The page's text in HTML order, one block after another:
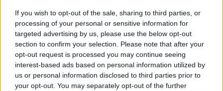
If you wish to opt-out of the sale, sharing to third parties, or
processing of your personal or sensitive information for
targeted advertising by us, please use the below opt-out
section to confirm your selection. Please note that after your
opt-out request is processed you may continue seeing
interest-based ads based on personal information utilized by
us or personal information disclosed to third parties prior to
your opt-out. You may separately opt-out of the further
AJÁNLJUK MÉG
Helyi hírek